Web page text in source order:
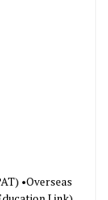
•Overseas